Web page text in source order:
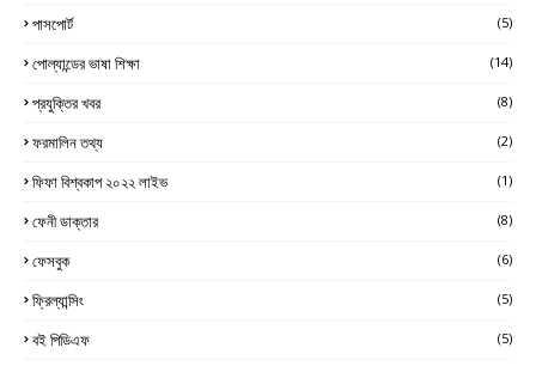
পাসপোর্ট (5)
পোল্যান্ডের ভাষা শিক্ষা (14)
প্রযুক্তির খবর (8)
ফরমালিন তথ্য (2)
ফিফা বিশ্বকাপ ২০২২ লাইভ (1)
ফেনী ডাক্তার (8)
ফেসবুক (6)
ফ্রিল্যান্সিং (5)
বই পিডিএফ (5)